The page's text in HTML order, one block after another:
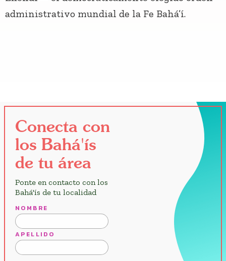
administrativo mundial de la Fe Bahá’í.
Conecta con
los Bahá'ís
de tu área
Ponte en contacto con los
Bahá'ís de tu localidad
NOMBRE
APELLIDO